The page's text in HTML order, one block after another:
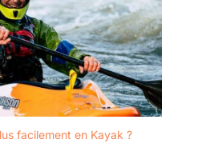
facilement en Kayak ?